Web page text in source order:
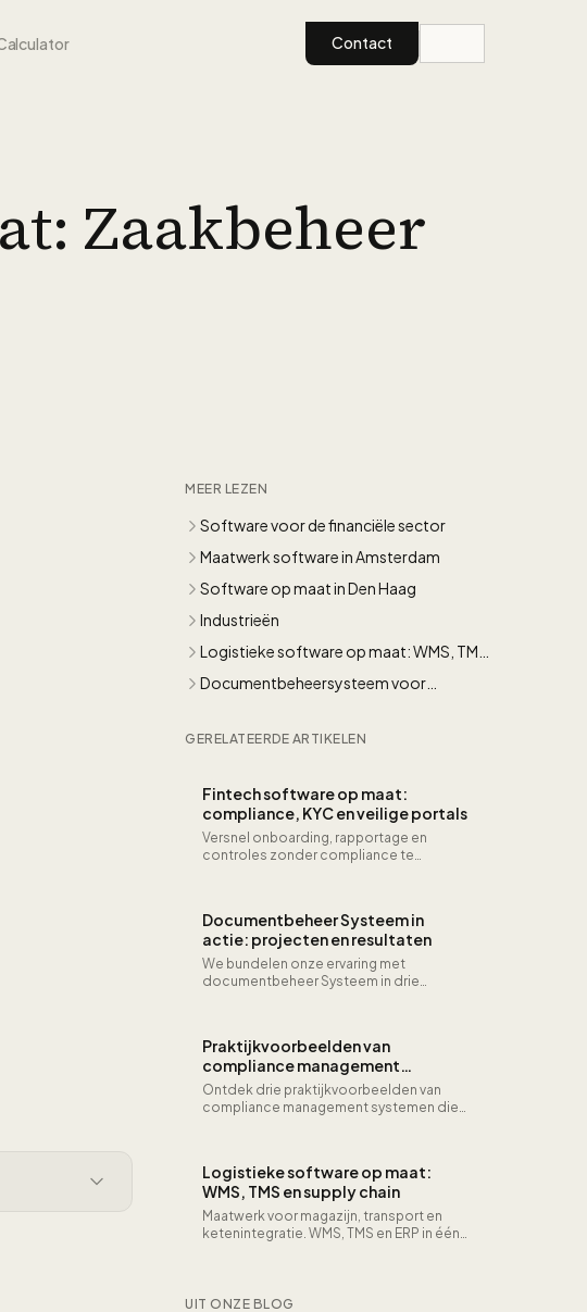
Contact
Zaakbeheer
MEER LEZEN
Software voor de financiële sector
Maatwerk software in Amsterdam
Software op maat in Den Haag
Industrieën
Logistieke software op maat: WMS, TMS
en supply chain
Documentbeheersysteem voor
GERELATEERDE ARTIKELEN
Fintech software op maat:
compliance, KYC en veilige portals
Versnel onboarding, rapportage en
controles zonder compliance te
Documentbeheer Systeem in
actie: projecten en resultaten
We bundelen onze ervaring met
documentbeheer Systeem in drie
Praktijkvoorbeelden van
compliance management
systemen
Ontdek drie praktijkvoorbeelden van
compliance management systemen die
zorginstelling en ISO 27001 audit-trail
automatisering voor IT-dienstverleners
tot een volledig KYC-platform voor
fintech: elk voorbeeld toont hoe
maatwerk compliance software
verkort.
Logistieke software op maat:
WMS, TMS en supply chain
Maatwerk voor magazijn, transport en
ketenintegratie. WMS, TMS en ERP in één
UIT ONZE BLOG